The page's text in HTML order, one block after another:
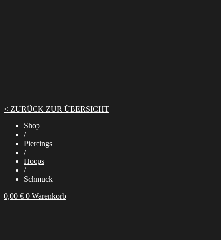
< ZURÜCK ZUR ÜBERSICHT
Shop
/
Piercings
/
Hoops
/
Schmuck
0,00 € 0 Warenkorb